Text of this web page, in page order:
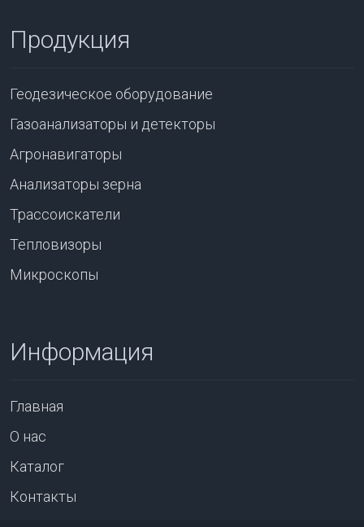
Продукция
Геодезическое оборудование
Газоанализаторы и детекторы
Агронавигаторы
Анализаторы зерна
Трассоискатели
Тепловизоры
Микроскопы
Информация
Главная
О нас
Каталог
Контакты